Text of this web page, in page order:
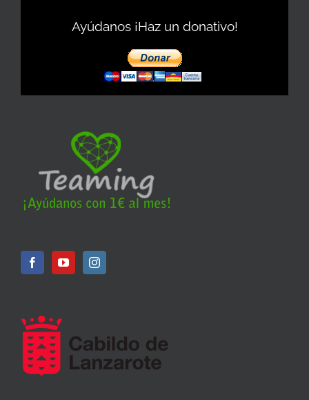
Ayúdanos ¡Haz un donativo!